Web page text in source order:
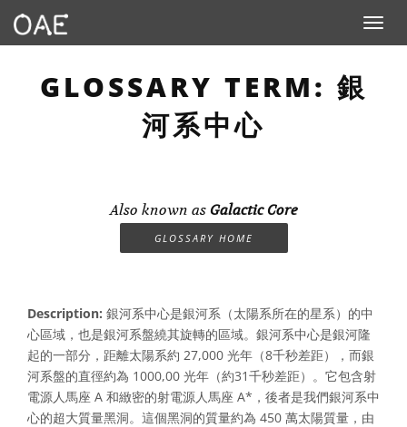
Toggle
GLOSSARY TERM: 銀
河系中心
Also known as Galactic Core
GLOSSARY HOME
Description: 銀河系中心是銀河系（太陽系所在的星系）的中
心區域，也是銀河系盤繞其旋轉的區域。銀河系中心是銀河隆
起的一部分，距離太陽系約 27,000 光年（8千秒差距），而銀
河系盤的直徑約為 1000,00 光年（約31千秒差距）。它包含射
電源人馬座 A 和緻密的射電源人馬座 A*，後者是我們銀河系中
心的超大質量黑洞。這個黑洞的質量約為 450 萬太陽質量，由